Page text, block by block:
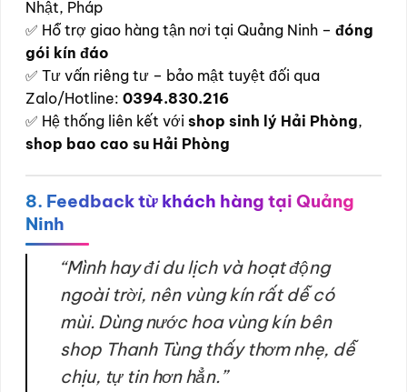
Nhật, Pháp
✅ Hỗ trợ giao hàng tận nơi tại Quảng Ninh – đóng
gói kín đáo
✅ Tư vấn riêng tư – bảo mật tuyệt đối qua
Zalo/Hotline: 0394.830.216
✅ Hệ thống liên kết với shop sinh lý Hải Phòng,
shop bao cao su Hải Phòng
8. Feedback từ khách hàng tại Quảng
Ninh
“Mình hay đi du lịch và hoạt động
ngoài trời, nên vùng kín rất dễ có
mùi. Dùng nước hoa vùng kín bên
shop Thanh Tùng thấy thơm nhẹ, dễ
chịu, tự tin hơn hẳn.”